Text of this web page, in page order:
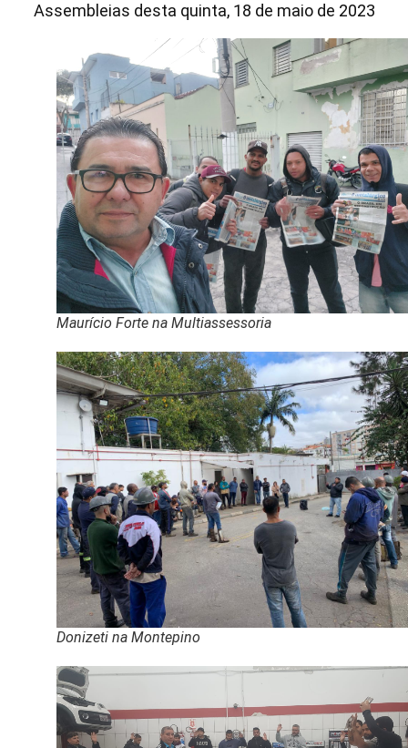
Assembleias desta quinta, 18 de maio de 2023
Maurício Forte na Multiassessoria
Donizeti na Montepino